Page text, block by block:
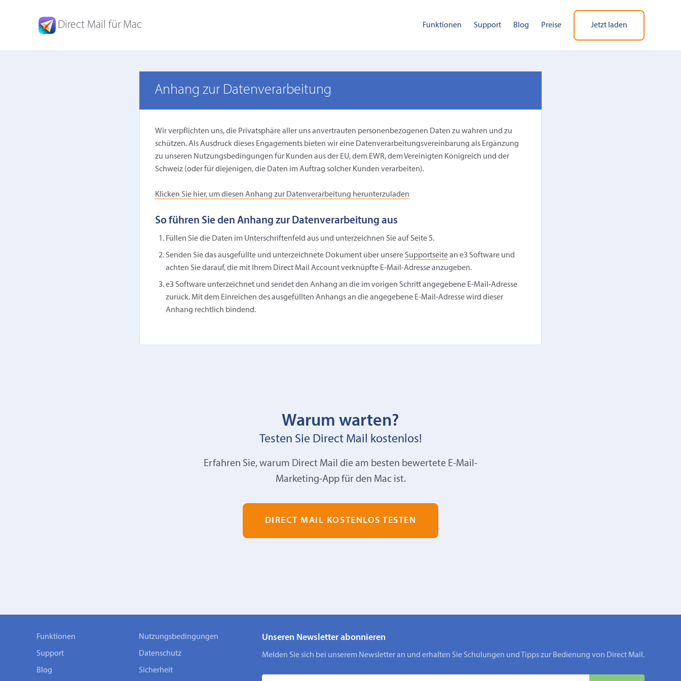
Direct Mail für Mac Funktionen Support Blog Preise Jetzt laden
Anhang zur Datenverarbeitung
Wir verpflichten uns, die Privatsphäre aller uns anvertrauten personenbezogenen Daten zu wahren und zu
schützen. Als Ausdruck dieses Engagements bieten wir eine Datenverarbeitungsvereinbarung als Ergänzung
zu unseren Nutzungsbedingungen für Kunden aus der EU, dem EWR, dem Vereinigten Königreich und der
Schweiz (oder für diejenigen, die Daten im Auftrag solcher Kunden verarbeiten).
Klicken Sie hier, um diesen Anhang zur Datenverarbeitung herunterzuladen
So führen Sie den Anhang zur Datenverarbeitung aus
Füllen Sie die Daten im Unterschriftenfeld aus und unterzeichnen Sie auf Seite 5.
Senden Sie das ausgefüllte und unterzeichnete Dokument über unsere Supportseitean e3 Software und
achten Sie darauf, die mit Ihrem Direct Mail Account verknüpfte E‑Mail-Adresse anzugeben.
e3 Software unterzeichnet und sendet den Anhang an die im vorigen Schritt angegebene E‑Mail-Adresse
zurück. Mit dem Einreichen des ausgefüllten Anhangs an die angegebene E‑Mail-Adresse wird dieser
Anhang rechtlich bindend.
Warum warten?
Testen Sie Direct Mail kostenlos!
Erfahren Sie, warum Direct Mail die am besten bewertete E-Mail-
Marketing-App für den Mac ist.
DIRECT MAIL KOSTENLOS TESTEN
Funktionen
Support
Blog
Nutzungsbedingungen
Datenschutz
Sicherheit
Unseren Newsletter abonnieren
Melden Sie sich bei unserem Newsletter an und erhalten Sie Schulungen und Tipps zur Bedienung von Direct Mail.